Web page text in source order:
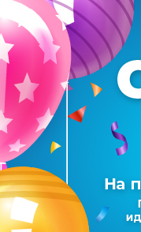
Спектакль